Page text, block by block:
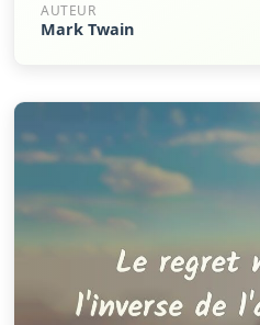
AUTEUR
Mark Twain